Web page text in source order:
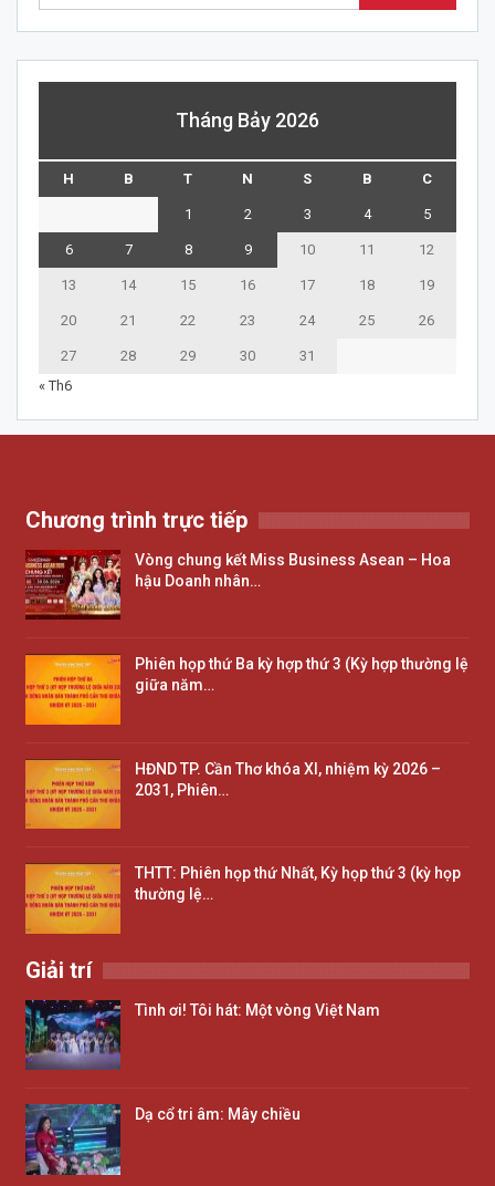
Tháng Bảy 2026
H B T N S B C
1 2 3 4 5
6 7 8 9 10 11 12
13 14 15 16 17 18 19
20 21 22 23 24 25 26
27 28 29 30
31
« Th6
Chương trình trực tiếp
Vòng chung kết Miss Business Asean – Hoa
hậu Doanh nhân…
Phiên họp thứ Ba kỳ hợp thứ 3 (Kỳ hợp thường lệ
giữa năm…
HĐND TP. Cần Thơ khóa XI, nhiệm kỳ 2026 –
2031, Phiên…
THTT: Phiên họp thứ Nhất, Kỳ họp thứ 3 (kỳ họp
thường lệ…
Giải trí
Tình ơi! Tôi hát: Một vòng Việt Nam
Dạ cổ tri âm: Mây chiều